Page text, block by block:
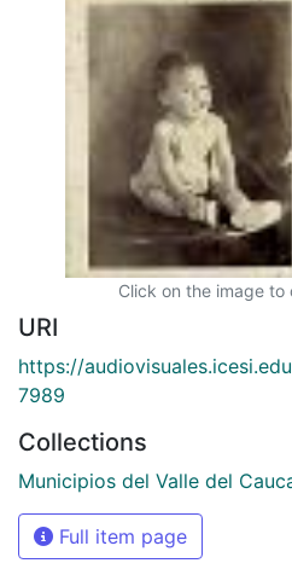
Click on the image to
URI
https://
7989
Collections
Municipios del Valle del
Full item page